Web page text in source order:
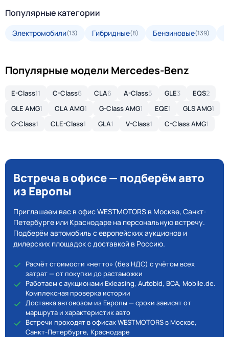
Популярные категории
Электромобили(13) Гибридные(8) Бензиновые(139)
Популярные модели Mercedes-Benz
E-Class11 C-Class6 CLA6 A-Class5 GLE3 EQS2
GLE AMG1 CLA AMG1 G-Class AMG1 EQE1 GLS AMG1
G-Class1 CLE-Class1 GLA1 V-Class1 C-Class AMG1
Встреча в офисе — подберём авто
из Европы
Приглашаем вас в офис WESTMOTORS в Москве, Санкт-
Петербурге или Краснодаре на персональную встречу.
Подберём автомобиль с европейских аукционов и
дилерских площадок с доставкой в Россию.
Расчёт стоимости «нетто» (без НДС) с учётом всех
затрат — от покупки до растаможки
Работаем с аукционами Exleasing, Autobid, BCA, Mobile.de.
Комплексная проверка истории
Доставка автовозом из Европы — сроки зависят от
маршрута и характеристик авто
Встречи проходят в офисах WESTMOTORS в Москве,
Санкт-Петербурге, Краснодаре